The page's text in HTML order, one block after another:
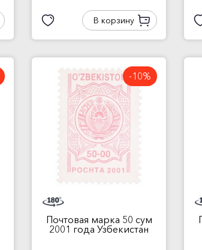
В корзину
-10%
Почтовая марка 50 сум
2001 года Узбекистан